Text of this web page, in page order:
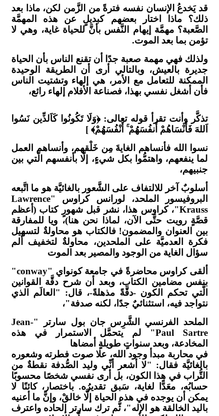
قد يَخدعُ الإنسان نفسه فترةً من الزَّمن لكن، ماذا بعد
ذلك؟ ماذا اختار بعضهم كبديلٍ عن هذه المهمَّة
الصَّعبة؟ مهمَّة إيهام النَّفس بأنَّ للحياة غاية، وهي لا
تؤمن بما بعد الموت.
ولذلك فهي مهمة صعبة جدًا أن تقنع الناس بأن الحياة
جديرة بالعيش، وبالتالي أرى أن الطريقة الوحيدة
الممكنة للتعامل مع الأمر، هي إلهاء وتشتيت الناس
فأن أشغل نفسي بهذا، فصناعة الأفلام إلهاء رائع،
تذكَّر وأنت تقرأ قوله تعالى: ﴿وَلَا تَكُونُوا كَاَلذِّين نَسُوا
اَللهَ فَأَنْسَاهُمْ أَنفُسَهُمْ ۚ أَنْفُسَهُمْ﴾ ]
نسوا الله فأنساهم الغايةَ مِن خَلْقهم، وأنساهم العمل
لما ينفعهم، واهتمُّوا بكل شيءٍ، إلَّا بأنفسهم الَّتي بين
جنبيهم،
أسلوبٌ آخر للالتفاف على الشَّعور بالغائيَّة هو ما اتَّبعه
البروفيسور الملحد، لورانس كراوس "Lawrence
Krauss"، كراوس هذا، نشر قبل شهورٍ كتاب (أعظم
قصَّةٍ رويت حتَّى الآن، لماذا نحن هنا)، ويا للمفارقة
بين العنوان والمضمون! فالكتاب هو محاولةٌ لتسهيل
فكرة العدميَّة على الملحدين، محاولةٌ لتخفيف ألم
سؤال الغاية من الوجود والمصير بعد الموت
ألقى كراوس محاضرةً في جامعة كونواي "conway"
بنفس مضامين الكتاب، وبعد أن شرح دقَّة القوانين
الَّتي تحكم الكون -دقَّةً مذهلةً-، قال: "العالَم الذي
نتواجد فيه، استثنائيٌ جدًا، لكنه صدفة"،
الملحد الفرنسي الشَّرِس جان بول سارتر "Jean-
Paul Sartre" لم يتحمَّل الاستمرار في هذه
المخادعة، وبعد سنواتٍ طويلةٍ أمضاها
في محاربة مبدأ وجود الله، علا صوت فطرته وشعوره
بالغائيَّة فقال: "لا أشعر أنِّي وليد الصُّدفة نقطةٌ من
التُّراب في هذا الكون، بل أرى نفسي شخصًا محسوبًا
حسابُه، معَدًّا لغاية، سَبق تقديرُه. باختصار، كائنًا لا
يمكن أن يوجده في هذه الحياة إلَّا خالقْ، وإنَّ ما أعنيه
باليد الخالقة هو الإله"، ثُّم ترك سارتر إلحاده واعترف